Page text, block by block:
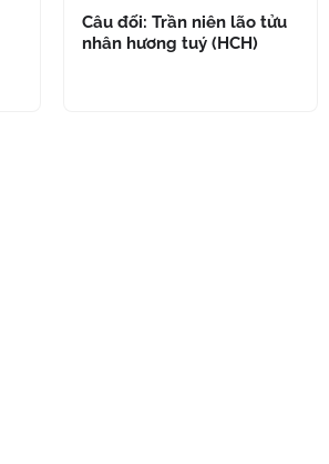
Câu đối: Trần niên lão tửu
nhân hương tuý (HCH)